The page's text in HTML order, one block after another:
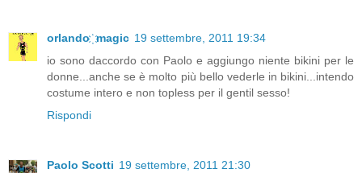
orlando ҉ magic 19 settembre, 2011 19:34
io sono daccordo con Paolo e aggiungo niente bikini per le
donne...anche se è molto più bello vederle in bikini...intendo
costume intero e non topless per il gentil sesso!
Rispondi
Paolo Scotti 19 settembre, 2011 21:30